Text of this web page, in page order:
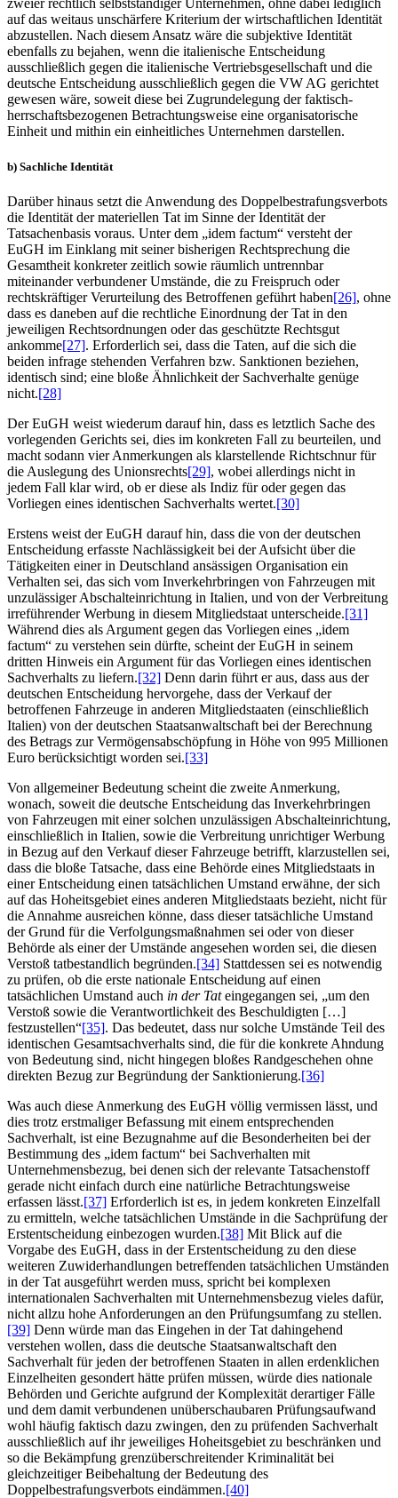
zweier rechtlich selbstständiger Unternehmen, ohne dabei lediglich
auf das weitaus unschärfere Kriterium der wirtschaftlichen Identität
abzustellen. Nach diesem Ansatz wäre die subjektive Identität
ebenfalls zu bejahen, wenn die italienische Entscheidung
ausschließlich gegen die italienische Vertriebsgesellschaft und die
deutsche Entscheidung ausschließlich gegen die VW AG gerichtet
gewesen wäre, soweit diese bei Zugrundelegung der faktisch-
herrschaftsbezogenen Betrachtungsweise eine organisatorische
Einheit und mithin ein einheitliches Unternehmen darstellen.
b) Sachliche Identität
Darüber hinaus setzt die Anwendung des Doppelbestrafungsverbots
die Identität der materiellen Tat im Sinne der Identität der
Tatsachenbasis voraus. Unter dem „idem factum“ versteht der
EuGH im Einklang mit seiner bisherigen Rechtsprechung die
Gesamtheit konkreter zeitlich sowie räumlich untrennbar
miteinander verbundener Umstände, die zu Freispruch oder
rechtskräftiger Verurteilung des Betroffenen geführt haben[26], ohne
dass es daneben auf die rechtliche Einordnung der Tat in den
jeweiligen Rechtsordnungen oder das geschützte Rechtsgut
ankomme[27]. Erforderlich sei, dass die Taten, auf die sich die
beiden infrage stehenden Verfahren bzw. Sanktionen beziehen,
identisch sind; eine bloße Ähnlichkeit der Sachverhalte genüge
nicht.[28]
Der EuGH weist wiederum darauf hin, dass es letztlich Sache des
vorlegenden Gerichts sei, dies im konkreten Fall zu beurteilen, und
macht sodann vier Anmerkungen als klarstellende Richtschnur für
die Auslegung des Unionsrechts[29], wobei allerdings nicht in
jedem Fall klar wird, ob er diese als Indiz für oder gegen das
Vorliegen eines identischen Sachverhalts wertet.[30]
Erstens weist der EuGH darauf hin, dass die von der deutschen
Entscheidung erfasste Nachlässigkeit bei der Aufsicht über die
Tätigkeiten einer in Deutschland ansässigen Organisation ein
Verhalten sei, das sich vom Inverkehrbringen von Fahrzeugen mit
unzulässiger Abschalteinrichtung in Italien, und von der Verbreitung
irreführender Werbung in diesem Mitgliedstaat unterscheide.[31]
Während dies als Argument gegen das Vorliegen eines „idem
factum“ zu verstehen sein dürfte, scheint der EuGH in seinem
dritten Hinweis ein Argument für das Vorliegen eines identischen
Sachverhalts zu liefern.[32] Denn darin führt er aus, dass aus der
deutschen Entscheidung hervorgehe, dass der Verkauf der
betroffenen Fahrzeuge in anderen Mitgliedstaaten (einschließlich
Italien) von der deutschen Staatsanwaltschaft bei der Berechnung
des Betrags zur Vermögensabschöpfung in Höhe von 995 Millionen
Euro berücksichtigt worden sei.[33]
Von allgemeiner Bedeutung scheint die zweite Anmerkung,
wonach, soweit die deutsche Entscheidung das Inverkehrbringen
von Fahrzeugen mit einer solchen unzulässigen Abschalteinrichtung,
einschließlich in Italien, sowie die Verbreitung unrichtiger Werbung
in Bezug auf den Verkauf dieser Fahrzeuge betrifft, klarzustellen sei,
dass die bloße Tatsache, dass eine Behörde eines Mitgliedstaats in
einer Entscheidung einen tatsächlichen Umstand erwähne, der sich
auf das Hoheitsgebiet eines anderen Mitgliedstaats bezieht, nicht für
die Annahme ausreichen könne, dass dieser tatsächliche Umstand
der Grund für die Verfolgungsmaßnahmen sei oder von dieser
Behörde als einer der Umstände angesehen worden sei, die diesen
Verstoß tatbestandlich begründen.[34] Stattdessen sei es notwendig
zu prüfen, ob die erste nationale Entscheidung auf einen
tatsächlichen Umstand auch in der Tateingegangen sei, „um den
Verstoß sowie die Verantwortlichkeit des Beschuldigten […]
festzustellen“[35]. Das bedeutet, dass nur solche Umstände Teil des
identischen Gesamtsachverhalts sind, die für die konkrete Ahndung
von Bedeutung sind, nicht hingegen bloßes Randgeschehen ohne
direkten Bezug zur Begründung der Sanktionierung.[36]
Was auch diese Anmerkung des EuGH völlig vermissen lässt, und
dies trotz erstmaliger Befassung mit einem entsprechenden
Sachverhalt, ist eine Bezugnahme auf die Besonderheiten bei der
Bestimmung des „idem factum“ bei Sachverhalten mit
Unternehmensbezug, bei denen sich der relevante Tatsachenstoff
gerade nicht einfach durch eine natürliche Betrachtungsweise
erfassen lässt.[37] Erforderlich ist es, in jedem konkreten Einzelfall
zu ermitteln, welche tatsächlichen Umstände in die Sachprüfung der
Erstentscheidung einbezogen wurden.[38] Mit Blick auf die
Vorgabe des EuGH, dass in der Erstentscheidung zu den diese
weiteren Zuwiderhandlungen betreffenden tatsächlichen Umständen
in der Tat ausgeführt werden muss, spricht bei komplexen
internationalen Sachverhalten mit Unternehmensbezug vieles dafür,
nicht allzu hohe Anforderungen an den Prüfungsumfang zu stellen.
[39] Denn würde man das Eingehen in der Tat dahingehend
verstehen wollen, dass die deutsche Staatsanwaltschaft den
Sachverhalt für jeden der betroffenen Staaten in allen erdenklichen
Einzelheiten gesondert hätte prüfen müssen, würde dies nationale
Behörden und Gerichte aufgrund der Komplexität derartiger Fälle
und dem damit verbundenen unüberschaubaren Prüfungsaufwand
wohl häufig faktisch dazu zwingen, den zu prüfenden Sachverhalt
ausschließlich auf ihr jeweiliges Hoheitsgebiet zu beschränken und
so die Bekämpfung grenzüberschreitender Kriminalität bei
gleichzeitiger Beibehaltung der Bedeutung des
Doppelbestrafungsverbots eindämmen.[40]